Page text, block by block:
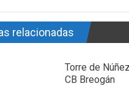
relacionadas
Torre de
CB Breogán